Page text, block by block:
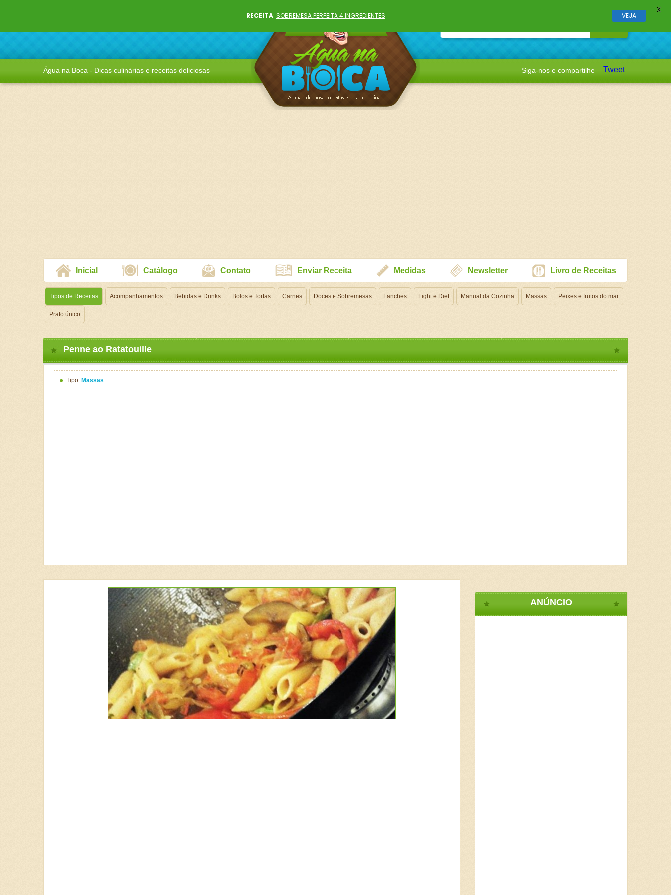
Água na Boca - Dicas culinárias e receitas deliciosas Siga-nos e compartilhe Tweet
Inicial Catálogo Contato Enviar Receita Medidas Newsletter Livro de Receitas
Tipos de Receitas Acompanhamentos Bebidas e Drinks Bolos e Tortas Carnes Doces e Sobremesas Lanches Light e Diet Manual da Cozinha Massas Peixes e frutos do mar
Prato único
Penne ao Ratatouille
Tipo: Massas
ANÚNCIO
RECEITA: SOBREMESA PERFEITA 4 INGREDIENTES VEJA
X